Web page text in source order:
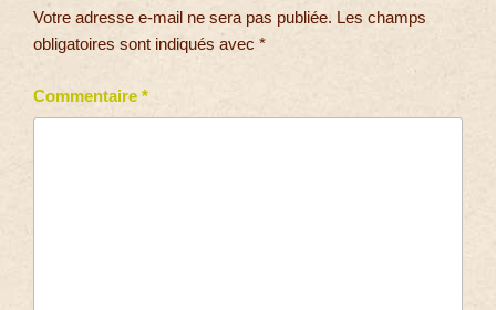
Votre adresse e-mail ne sera pas publiée. Les champs
obligatoires sont indiqués avec *
Commentaire *